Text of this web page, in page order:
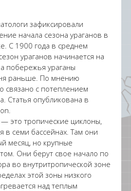
зафиксировали
начала сезона ураганов в
С 1900 года в среднем
ураганов начинается на
побережья ураганы
раньше. По мнению
связано с потеплением
Статья опубликована в
это тропические циклоны,
в семи бассейнах. Там они
месяц, но крупные
Они берут свое начало по
во внутритропической зоне
этой зоны низкого
над теплым